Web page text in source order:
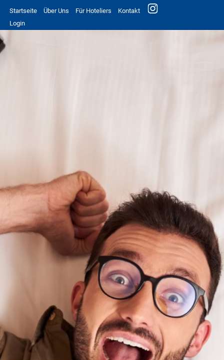
Startseite Über Uns Für Hoteliers
Kontakt
Login